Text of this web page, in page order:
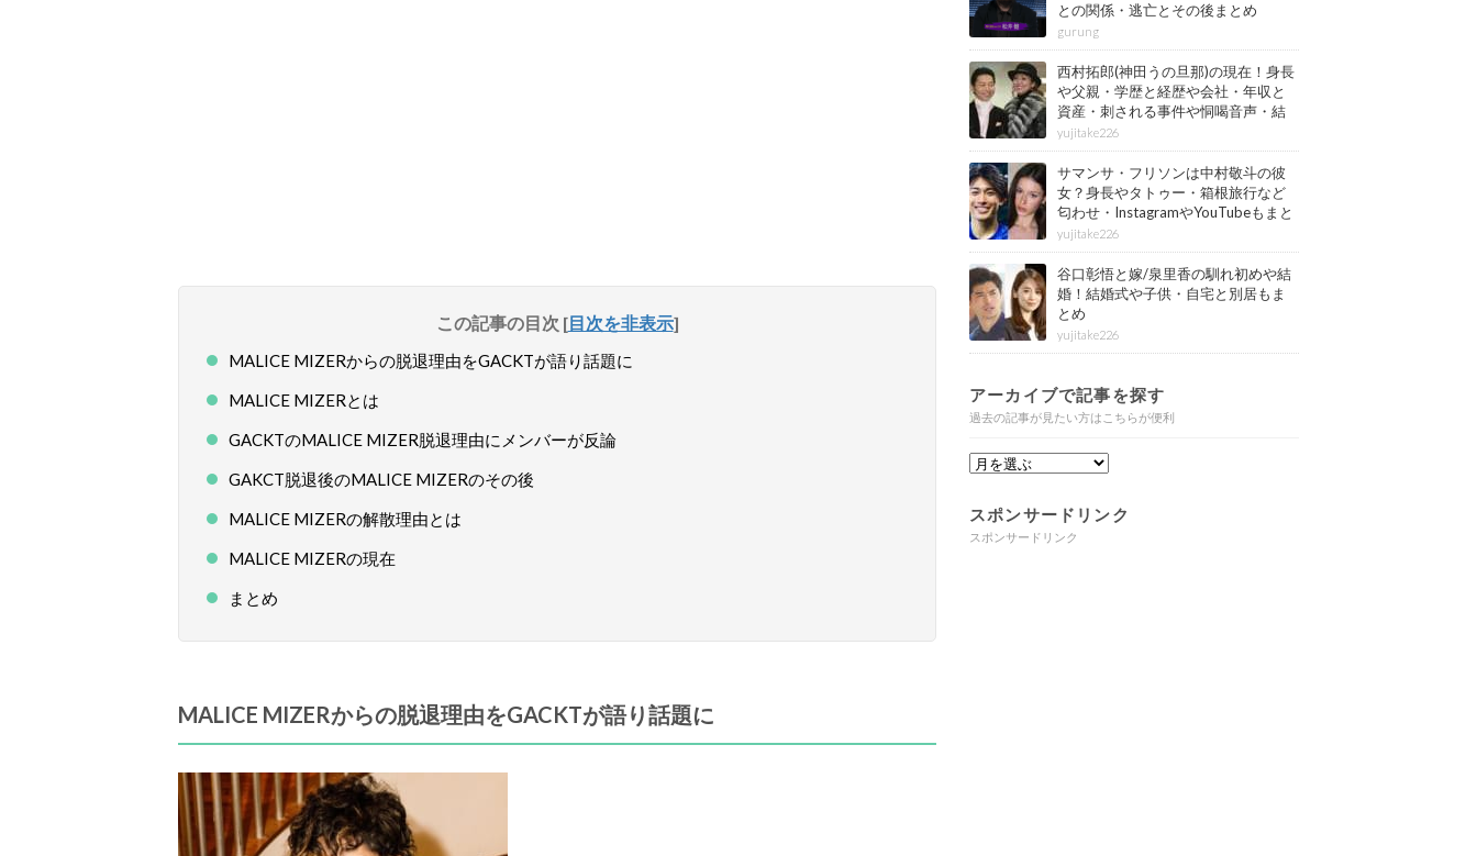
この記事の目次 [目次を非表示]
MALICE MIZERからの脱退理由をGACKTが語り話題に
MALICE MIZERとは
GACKTのMALICE MIZER脱退理由にメンバーが反論
GAKCT脱退後のMALICE MIZERのその後
MALICE MIZERの解散理由とは
MALICE MIZERの現在
まとめ
MALICE MIZERからの脱退理由をGACKTが語り話題に
との関係・逃亡とその後まとめ
gurung
西村拓郎(神田うの旦那)の現在！身長
や父親・学歴と経歴や会社・年収と
資産・刺される事件や恫喝音声・結
婚と子供や自宅・脳梗塞の病気もま
とめ
yujitake226
サマンサ・フリソンは中村敬斗の彼
女？身長やタトゥー・箱根旅行など
匂わせ・InstagramやYouTubeもまと
め
yujitake226
谷口彰悟と嫁/泉里香の馴れ初めや結
婚！結婚式や子供・自宅と別居もま
とめ
yujitake226
アーカイブで記事を探す
過去の記事が見たい方はこちらが便利
スポンサードリンク
スポンサードリンク